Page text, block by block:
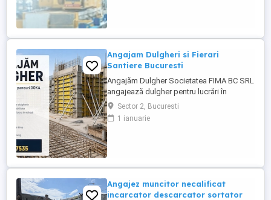
Angajam Dulgheri si Fierari
Santiere Bucuresti
Angajăm Dulgher Societatea FIMA BC SRL
angajează dulgher pentru lucrări în
domeniul construcțiilor. Cerințe: *
Experiență în lucrări de dulgherie
constituie avantaj; * Seriozitate și
Sector 2, Bucuresti
1 ianuarie
Angajez muncitor necalificat
incarcator descarcator sortator